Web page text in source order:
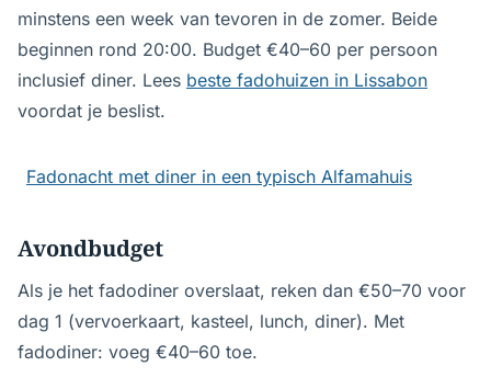
minstens een week van tevoren in de zomer. Beide
beginnen rond 20:00. Budget €40–60 per persoon
inclusief diner. Lees beste fadohuizen in Lissabon
voordat je beslist.
Fadonacht met diner in een typisch Alfamahuis
Avondbudget
Als je het fadodiner overslaat, reken dan €50–70 voor
dag 1 (vervoerkaart, kasteel, lunch, diner). Met
fadodiner: voeg €40–60 toe.